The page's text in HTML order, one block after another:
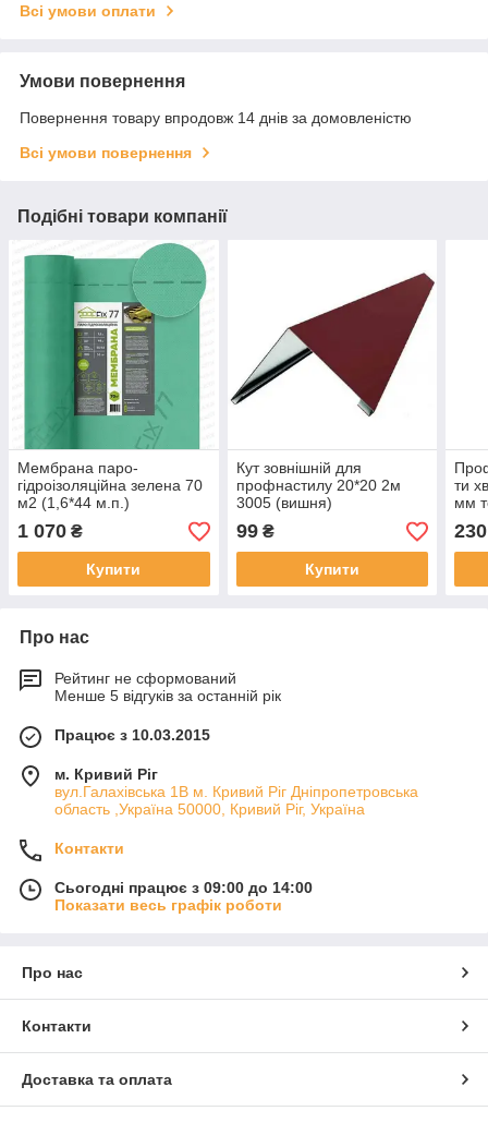
Всі умови оплати
Умови повернення
Повернення товару впродовж 14 днів за домовленістю
Всі умови повернення
Подібні товари компанії
Мембрана паро-
гідроізоляційна зелена 70
м2 (1,6*44 м.п.)
RooFFix77
1 070 ₴
Купити
Кут зовнішній для
профнастилу 20*20 2м
3005 (вишня)
99₴
Купити
ти
мм
230
Про нас
Рейтинг не сформований
Менше 5 відгуків за останній рік
Працює з 10.03.2015
м. Кривий Ріг
вул.Галахівська 1В м. Кривий Ріг Дніпропетровська
область ,Україна 50000, Кривий Ріг, Україна
Контакти
Сьогодні працює з 09:00 до 14:00
Показати весь графік роботи
Про нас
Контакти
Доставка та оплата